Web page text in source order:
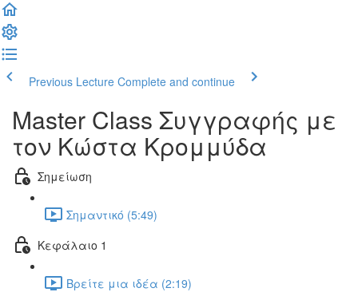
Previous Lecture Complete and continue
Master Class Συγγραφής με
τον Κώστα Κρομμύδα
Σημείωση
Σημαντικό (5:49)
Κεφάλαιο 1
Βρείτε μια ιδέα (2:19)